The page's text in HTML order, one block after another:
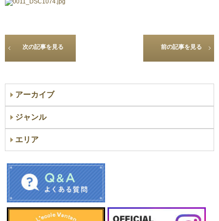
次の記事を見る 前の記事を見る
アーカイブ
ジャンル
エリア